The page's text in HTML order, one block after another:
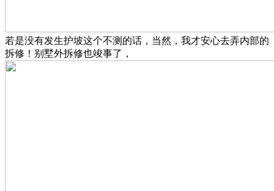
若是没有发生护坡这个不测的话，当然，我才安心去弄内部的
拆修！别墅外拆修也竣事了，